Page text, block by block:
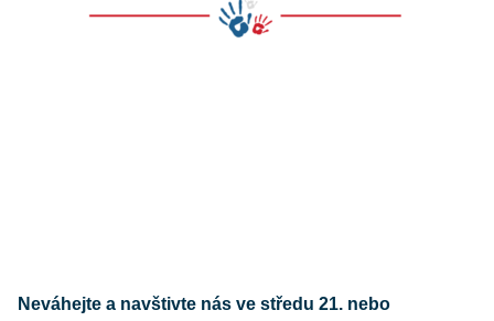
Neváhejte a navštivte nás ve středu 21. nebo